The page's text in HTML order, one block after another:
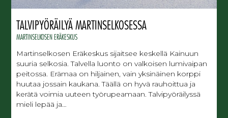
TALVIPYÖRÄILYÄ MARTINSELKOSESSA
MARTINSELKOSEN ERÄKESKUS
Martinselkosen Eräkeskus sijaitsee keskellä Kainuun
suuria selkosia. Talvella luonto on valkoisen lumivaipan
peitossa. Erämaa on hiljainen, vain yksinäinen korppi
huutaa jossain kaukana. Täällä on hyvä rauhoittua ja
kerätä voimia uuteen työrupeamaan. Talvipyöräilyssä
mieli lepää ja…